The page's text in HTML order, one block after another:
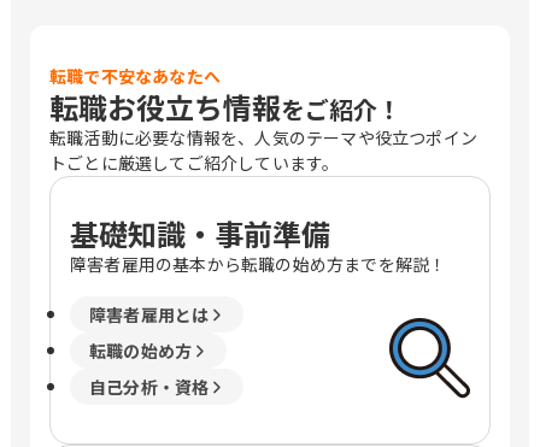
転職で不安なあなたへ
転職お役立ち情報をご紹介！
転職活動に必要な情報を、人気のテーマや役立つポイン
トごとに厳選してご紹介しています。
基礎知識・事前準備
障害者雇用の基本から転職の始め方までを解説！
障害者雇用とは
転職の始め方
自己分析・資格